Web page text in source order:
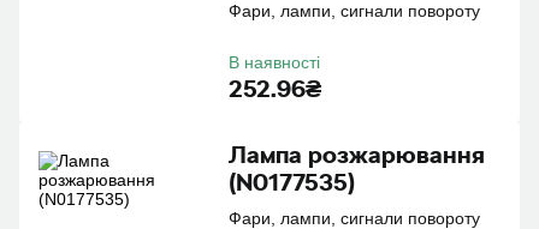
Фари, лампи, сигнали повороту
252.96₴
В наявності
Лампа розжарювання
(N0177535)
Фари, лампи, сигнали повороту